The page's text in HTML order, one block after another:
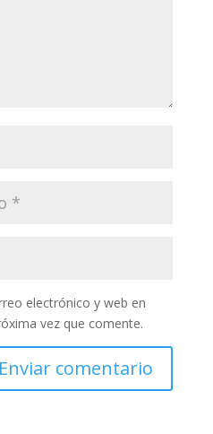
electrónico y web en
vez que comente.